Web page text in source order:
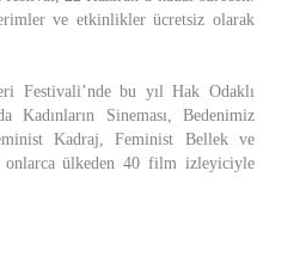
ve etkinlikler ücretsiz olarak
Festivali’nde bu yıl Hak Odaklı
Kadınların Sineması, Bedenimiz
Kadraj, Feminist Bellek ve
ülkeden 40 film izleyiciyle